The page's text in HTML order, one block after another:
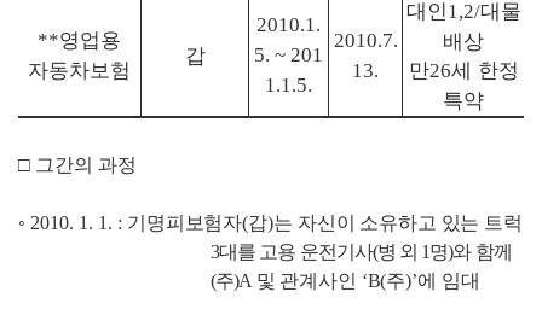
**영업용
자동차보험
갑
2010.1.
5. ~ 201
1.1.5.
2010.7.
13.
대인1,2/대물
배상
만26세 한정
특약
□ 그간의 과정
◦ 2010. 1. 1. : 기명피보험자(갑)는 자신이 소유하고 있는 트럭
3대를 고용 운전기사(병 외 1명)와 함께
(주)A 및 관계사인 ‘B(주)’에 임대